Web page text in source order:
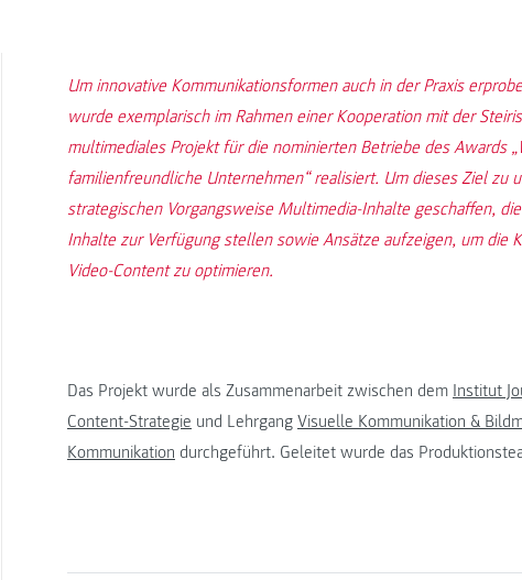
Um innovative Kommunikationsformen auch in der Praxis
wurde exemplarisch im Rahmen einer Kooperation mit der
multimediales Projekt für die nominierten Betriebe des Awards
familienfreundliche Unternehmen“ realisiert. Um dieses Ziel
strategischen Vorgangsweise Multimedia-Inhalte geschaffen,
Inhalte zur Verfügung stellen sowie Ansätze aufzeigen, um die
Video-Content zu optimieren.
Das Projekt wurde als Zusammenarbeit zwischen dem Institut
Content-Strategie und Lehrgang Visuelle Kommunikation &
Kommunikation durchgeführt. Geleitet wurde das